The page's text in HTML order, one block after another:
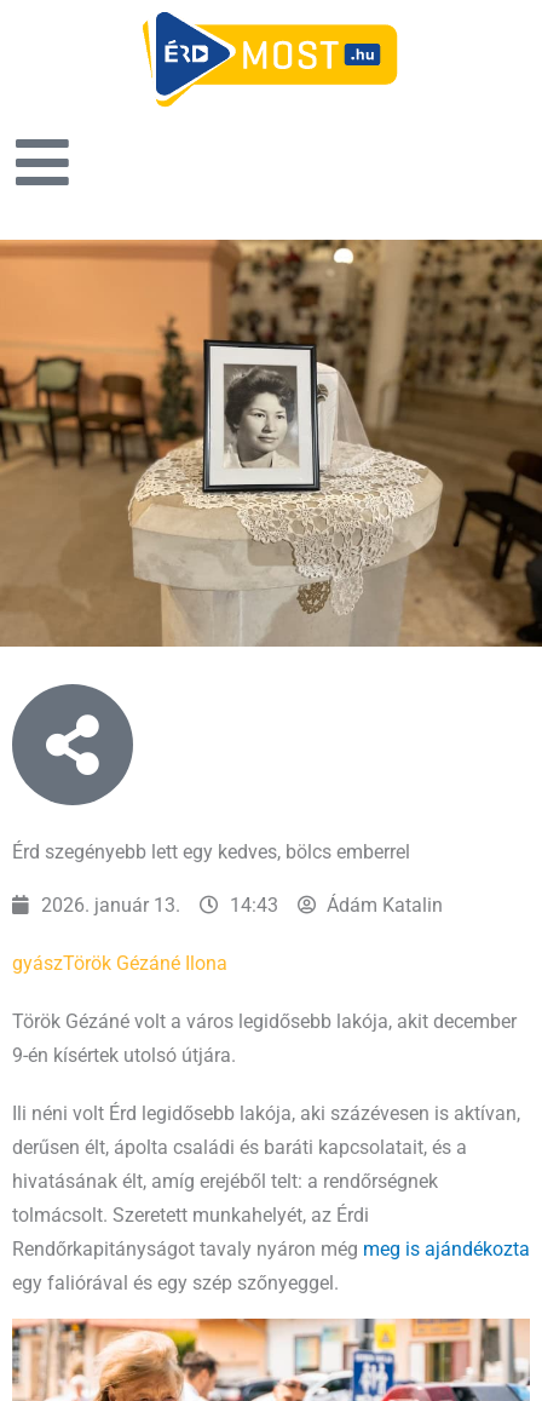
Érd szegényebb lett egy kedves, bölcs emberrel
2026. január 13. 14:43 Ádám Katalin
gyászTörök Gézáné Ilona
Török Gézáné volt a város legidősebb lakója, akit december
9-én kísértek utolsó útjára.
Ili néni volt Érd legidősebb lakója, aki százévesen is aktívan,
derűsen élt, ápolta családi és baráti kapcsolatait, és a
hivatásának élt, amíg erejéből telt: a rendőrségnek
tolmácsolt. Szeretett munkahelyét, az Érdi
Rendőrkapitányságot tavaly nyáron még meg is ajándékozta
egy faliórával és egy szép szőnyeggel.